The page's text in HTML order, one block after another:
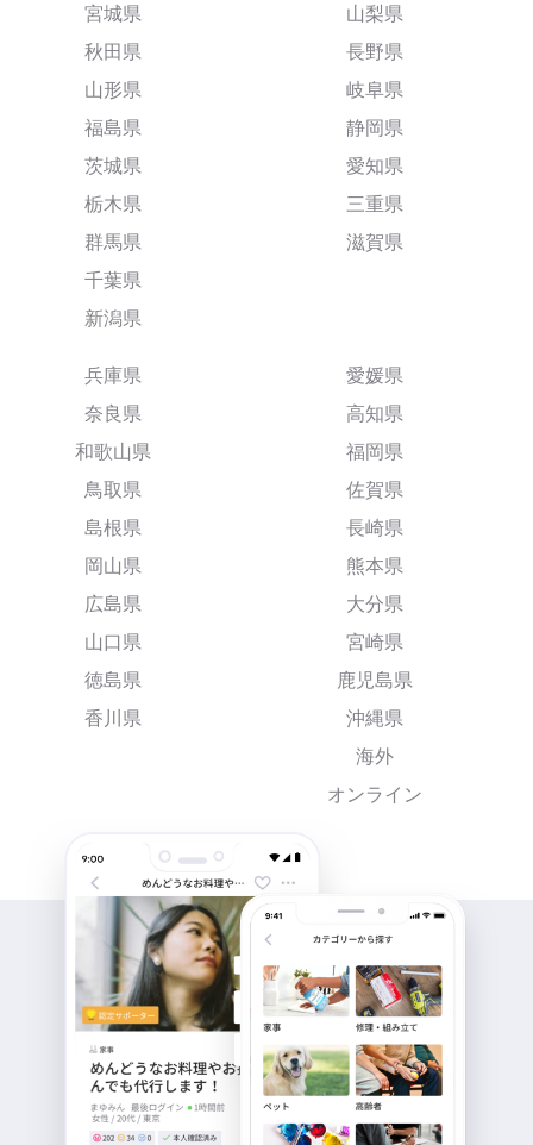
宮城県
秋田県
山形県
福島県
茨城県
栃木県
群馬県
千葉県
新潟県
山梨県
長野県
岐阜県
静岡県
愛知県
三重県
滋賀県
兵庫県
奈良県
和歌山県
鳥取県
島根県
岡山県
広島県
山口県
徳島県
香川県
愛媛県
高知県
福岡県
佐賀県
長崎県
熊本県
大分県
宮崎県
鹿児島県
沖縄県
海外
オンライン